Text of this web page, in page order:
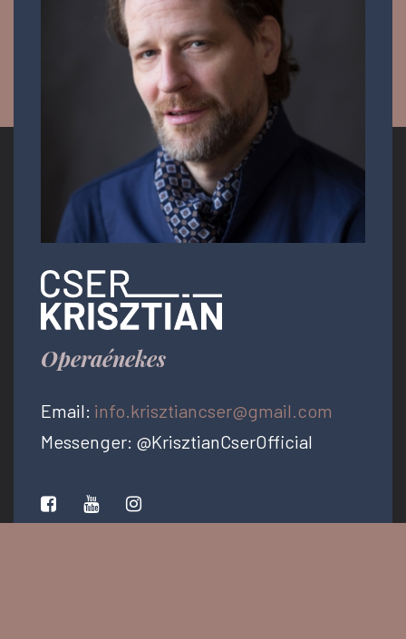
Operaénekes
Email: info.krisztiancser@gmail.com
Messenger: @KrisztianCserOfficial